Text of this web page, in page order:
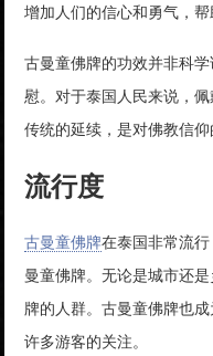
增加人们的信心和勇气，帮
古曼童佛牌的功效并非科
慰。对于泰国人民来说，
传统的延续，是对佛教信仰
流行度
古曼童佛牌在泰国非常流
曼童佛牌。无论是城市还
牌的人群。古曼童佛牌也
许多游客的关注。